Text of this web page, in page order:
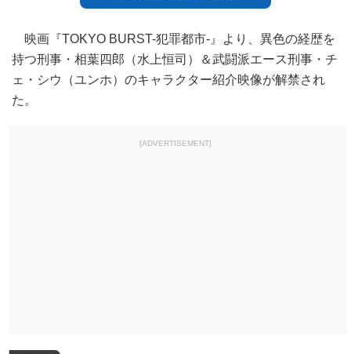
映画『TOKYO BURST-犯罪都市-』より、異色の経歴を
持つ刑事・相葉四郎（水上恒司）＆武闘派エース刑事・チ
ェ・シウ（ユンホ）のキャラクター紹介映像が解禁され
た。
[ADVERTISEMENT]